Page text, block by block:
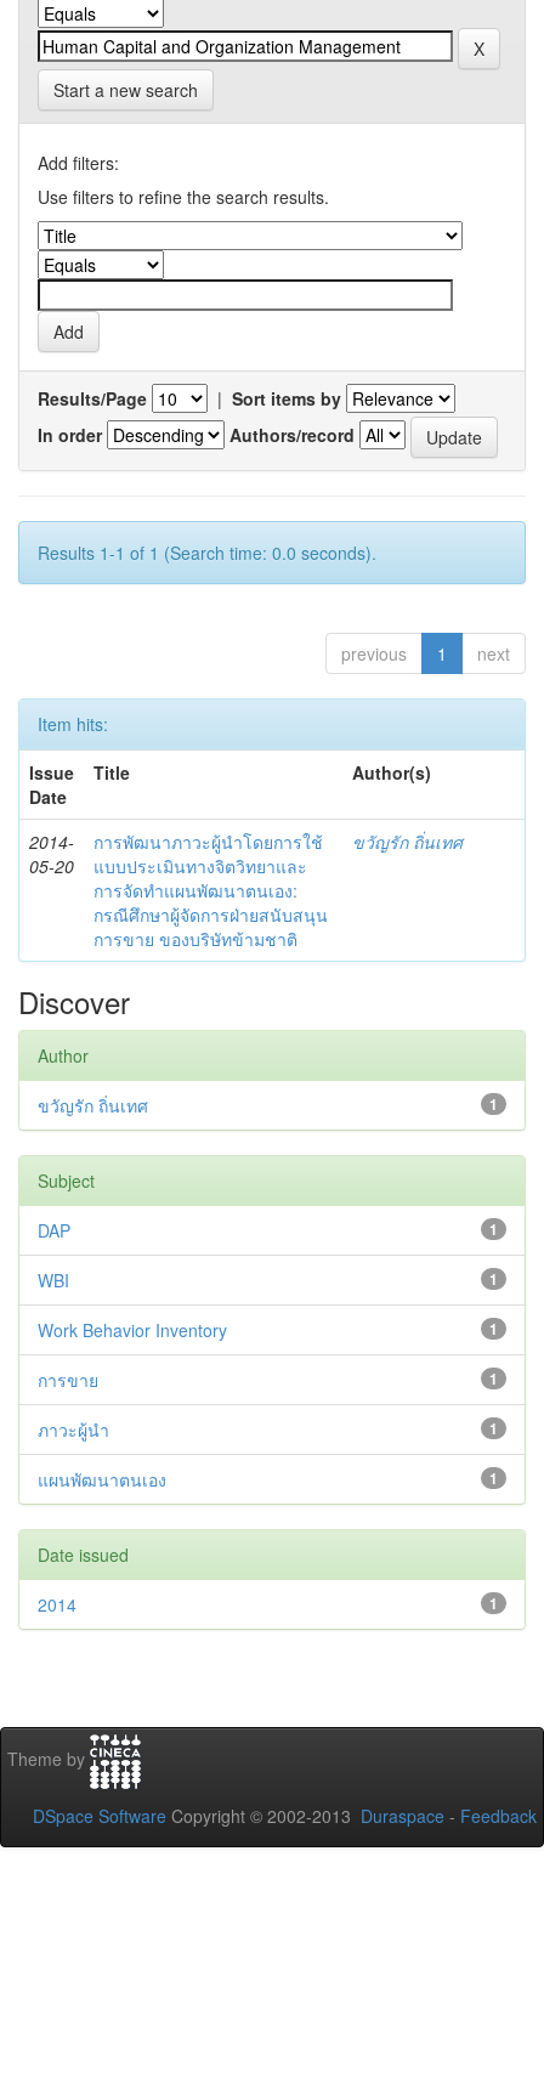
Start a new search
Add filters:
Use filters to refine the search results.
Results/Page | Sort items by
In order
Authors/record
Results 1-1 of 1 (Search time: 0.0 seconds).
previous 1 next
Item hits:
Issue
Date
Title Author(s)
2014-
05-20
การพัฒนาภาวะผู้นำโดยการใช้
แบบประเมินทางจิตวิทยาและ
การจัดทำแผนพัฒนาตนเอง:
กรณีศึกษาผู้จัดการฝ่ายสนับสนุน
การขาย ของบริษัทข้ามชาติ
ขวัญรัก ถิ่นเทศ
Discover
Author
1
ขวัญรัก ถิ่นเทศ
Subject
1
DAP
1
WBI
1
Work Behavior Inventory
1
การขาย
1
ภาวะผู้นำ
1
แผนพัฒนาตนเอง
Date issued
1
2014
Theme by
DSpace Software Copyright © 2002-2013 Duraspace - Feedback